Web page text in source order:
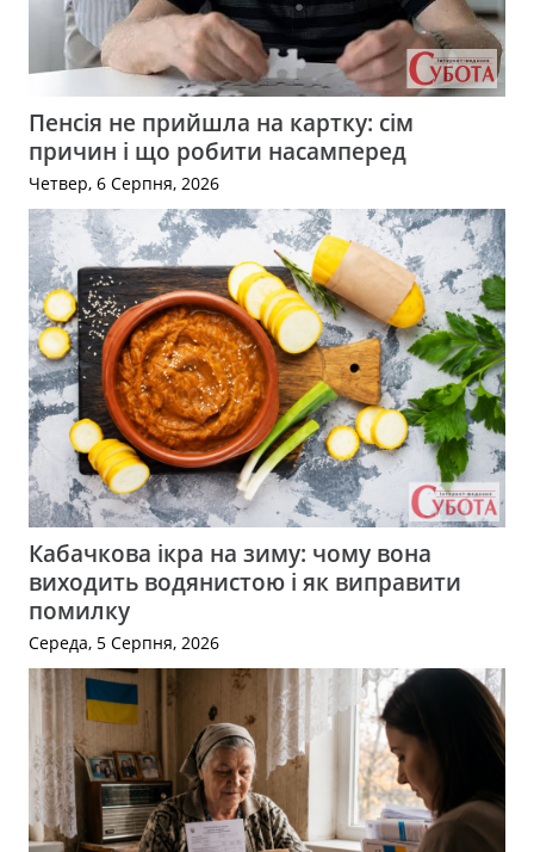
Пенсія не прийшла на картку: сім
причин і що робити насамперед
Четвер, 6 Серпня, 2026
Кабачкова ікра на зиму: чому вона
виходить водянистою і як виправити
помилку
Середа, 5 Серпня, 2026